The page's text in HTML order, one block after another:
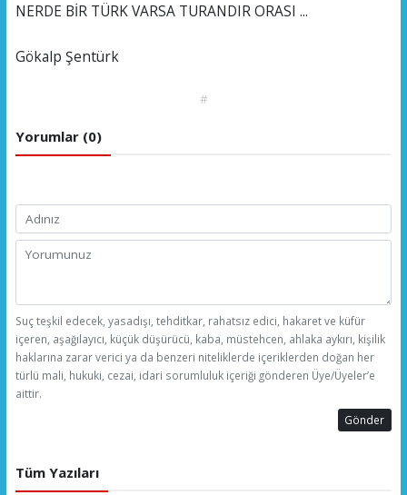
NERDE BİR TÜRK VARSA TURANDIR ORASI ...
Gökalp Şentürk
#
Yorumlar (0)
Suç teşkil edecek, yasadışı, tehditkar, rahatsız edici, hakaret ve küfür
içeren, aşağılayıcı, küçük düşürücü, kaba, müstehcen, ahlaka aykırı, kişilik
haklarına zarar verici ya da benzeri niteliklerde içeriklerden doğan her
türlü mali, hukuki, cezai, idari sorumluluk içeriği gönderen Üye/Üyeler’e
aittir.
Gönder
Tüm Yazıları